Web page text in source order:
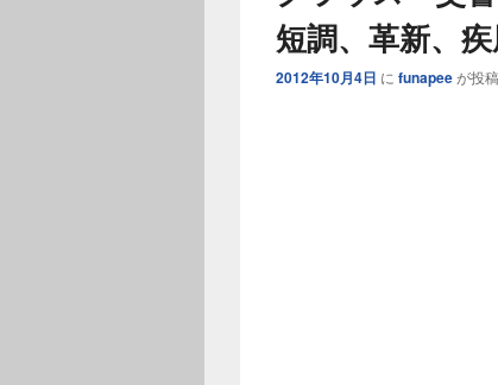
短調、革新、
2012年10月4日 に funapeeが投稿